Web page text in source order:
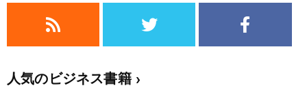
人気のビジネス書籍